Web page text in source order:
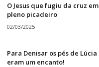
O Jesus que fugiu da cruz em
pleno picadeiro
02/03/2025
Para Denisar os pés de Lúcia
eram um encanto!